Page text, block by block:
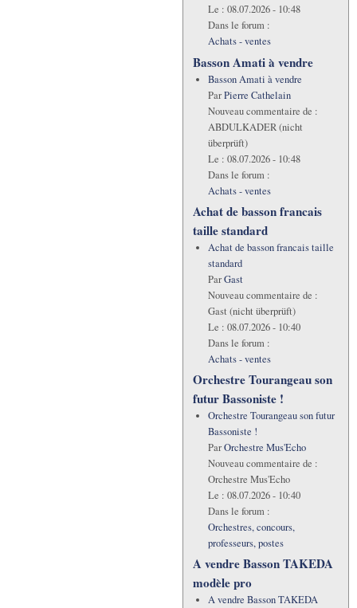
Le : 08.07.2026 - 10:48
Dans le forum :
Achats - ventes
Basson Amati à vendre
Basson Amati à vendre
ParPierre Cathelain
Nouveau commentaire de :
ABDULKADER (nicht
überprüft)
Le : 08.07.2026 - 10:48
Dans le forum :
Achats - ventes
Achat de basson francais
taille standard
Achat de basson francais taille
standard
ParGast
Nouveau commentaire de :
Gast (nicht überprüft)
Le : 08.07.2026 - 10:40
Dans le forum :
Achats - ventes
Orchestre Tourangeau son
futur Bassoniste !
Orchestre Tourangeau son futur
Bassoniste !
ParOrchestre Mus'Echo
Nouveau commentaire de :
Orchestre Mus'Echo
Le : 08.07.2026 - 10:40
Dans le forum :
Orchestres, concours,
professeurs, postes
A vendre Basson TAKEDA
modèle pro
A vendre Basson TAKEDA